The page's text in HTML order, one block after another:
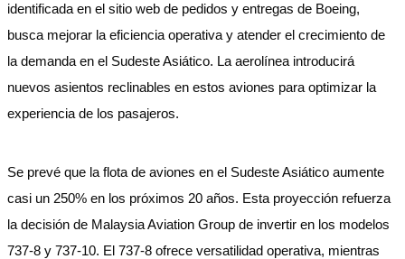
identificada en el sitio web de pedidos y entregas de Boeing,
busca mejorar la eficiencia operativa y atender el crecimiento de
la demanda en el Sudeste Asiático. La aerolínea introducirá
nuevos asientos reclinables en estos aviones para optimizar la
experiencia de los pasajeros.
Se prevé que la flota de aviones en el Sudeste Asiático aumente
casi un 250% en los próximos 20 años. Esta proyección refuerza
la decisión de Malaysia Aviation Group de invertir en los modelos
737-8 y 737-10. El 737-8 ofrece versatilidad operativa, mientras